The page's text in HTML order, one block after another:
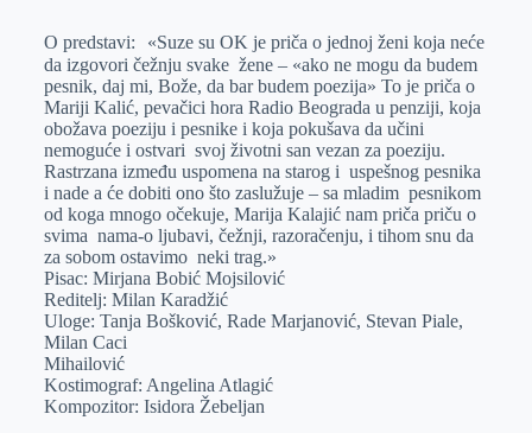
O predstavi: «Suze su OK je priča o jednoj ženi koja neće
da izgovori čežnju svake žene – «ako ne mogu da budem
pesnik, daj mi, Bože, da bar budem poezija» To je priča o
Mariji Kalić, pevačici hora Radio Beograda u penziji, koja
obožava poeziju i pesnike i koja pokušava da učini
nemoguće i ostvari svoj životni san vezan za poeziju.
Rastrzana između uspomena na starog i uspešnog pesnika
i nade a će dobiti ono što zaslužuje – sa mladim pesnikom
od koga mnogo očekuje, Marija Kalajić nam priča priču o
svima nama-o ljubavi, čežnji, razoračenju, i tihom snu da
za sobom ostavimo neki trag.»
Pisac: Mirjana Bobić Mojsilović
Reditelj: Milan Karadžić
Uloge: Tanja Bošković, Rade Marjanović, Stevan Piale,
Milan Caci
Mihailović
Kostimograf: Angelina Atlagić
Kompozitor: Isidora Žebeljan